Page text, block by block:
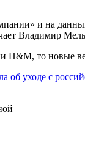
Владимир